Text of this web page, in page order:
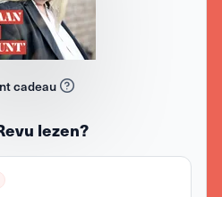
cadeau
lezen?